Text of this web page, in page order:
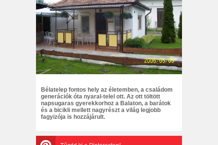
Bélatelep fontos hely az életemben, a családom
generációk óta nyaral-telel ott. Az ott töltött
napsugaras gyerekkorhoz a Balaton, a barátok
és a bicikli mellett nagyrészt a világ legjobb
fagyizója is hozzájárult.